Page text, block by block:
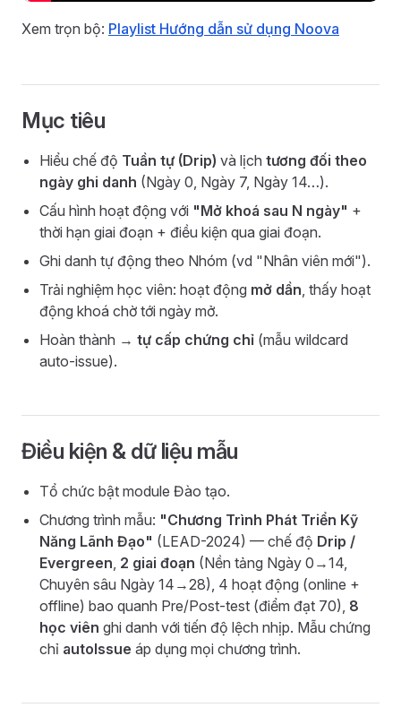
Xem trọn bộ: Playlist Hướng dẫn sử dụng Noova
Mục tiêu
Hiểu chế độ Tuần tự (Drip) và lịch tương đối theo
ngày ghi danh (Ngày 0, Ngày 7, Ngày 14…).
Cấu hình hoạt động với "Mở khoá sau N ngày" +
thời hạn giai đoạn + điều kiện qua giai đoạn.
Ghi danh tự động theo Nhóm (vd "Nhân viên mới").
Trải nghiệm học viên: hoạt động mở dần, thấy hoạt
động khoá chờ tới ngày mở.
Hoàn thành → tự cấp chứng chỉ (mẫu wildcard
auto-issue).
Điều kiện & dữ liệu mẫu
Tổ chức bật module Đào tạo.
Chương trình mẫu: "Chương Trình Phát Triển Kỹ
Năng Lãnh Đạo" (LEAD-2024) — chế độ Drip /
Evergreen, 2 giai đoạn (Nền tảng Ngày 0→14,
Chuyên sâu Ngày 14→28), 4 hoạt động (online +
offline) bao quanh Pre/Post-test (điểm đạt 70), 8
học viên ghi danh với tiến độ lệch nhịp. Mẫu chứng
chỉ autoIssue áp dụng mọi chương trình.